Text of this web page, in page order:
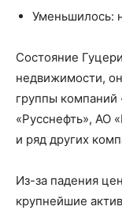
Уменьшилось:
Состояние
недвижимости,
группы компаний
«Русснефть», АО
и ряд других
Из-за падения
крупнейшие